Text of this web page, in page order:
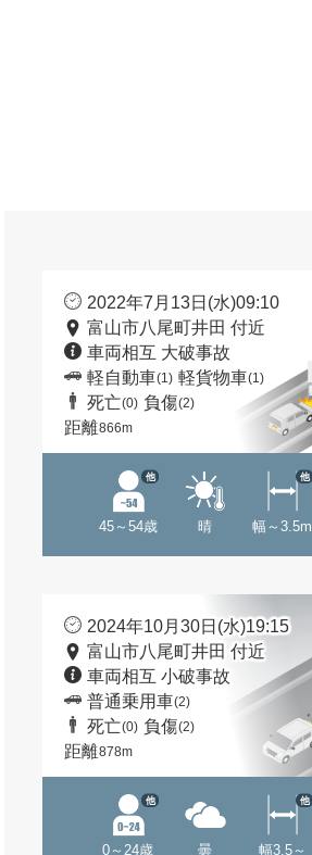
2022年7月13日(水)09:10
富山市八尾町井田 付近
車両相互 大破事故
軽自動車(1) 軽貨物車(1)
死亡(0) 負傷(2)
距離866m
45～54歳
他
晴 幅～3.5m
他
2024年10月30日(水)19:15
富山市八尾町井田 付近
車両相互 小破事故
普通乗用車(2)
死亡(0) 負傷(2)
距離878m
0～24歳
他
曇
幅3.5～
他